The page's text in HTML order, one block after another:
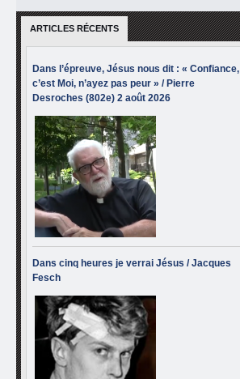
ARTICLES RÉCENTS
Dans l’épreuve, Jésus nous dit : « Confiance,
c’est Moi, n’ayez pas peur » / Pierre
Desroches (802e) 2 août 2026
Dans cinq heures je verrai Jésus / Jacques
Fesch